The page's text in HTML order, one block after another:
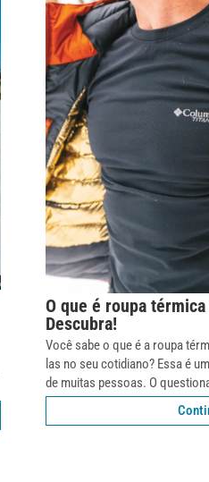
O que é roupa
Descubra!
Você sabe o que é a roupa
las no seu cotidiano? Essa é
de muitas pessoas. O